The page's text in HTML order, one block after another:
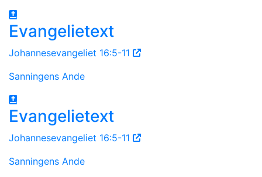
Evangelietext
Johannesevangeliet 16:5-11
Sanningens Ande
Evangelietext
Johannesevangeliet 16:5-11
Sanningens Ande